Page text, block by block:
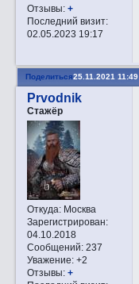
Отзывы: +
Последний визит:
02.05.2023 19:17
Поделиться25.11.2021 11:49
Prvodnik
Стажёр
Откуда:Москва
Зарегистрирован:
04.10.2018
Сообщений:237
Уважение: +2
Отзывы: +